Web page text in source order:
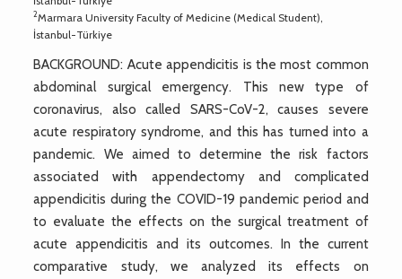
2Marmara University Faculty of Medicine (Medical Student),
İstanbul-Türkiye
BACKGROUND: Acute appendicitis is the most common
abdominal surgical emergency. This new type of
coronavirus, also called SARS-CoV-2, causes severe
acute respiratory syndrome, and this has turned into a
pandemic. We aimed to determine the risk factors
associated with appendectomy and complicated
appendicitis during the COVID-19 pandemic period and
to evaluate the effects on the surgical treatment of
acute appendicitis and its outcomes. In the current
comparative study, we analyzed its effects on